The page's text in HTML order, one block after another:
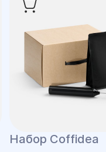
Набор Coffidea